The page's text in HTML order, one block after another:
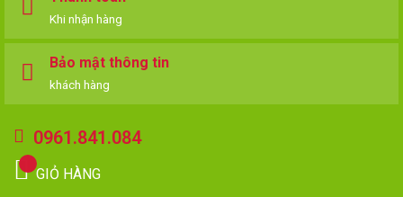
Khi nhận hàng
Bảo mật thông tin
khách hàng
0961.841.084
GIỎ HÀNG